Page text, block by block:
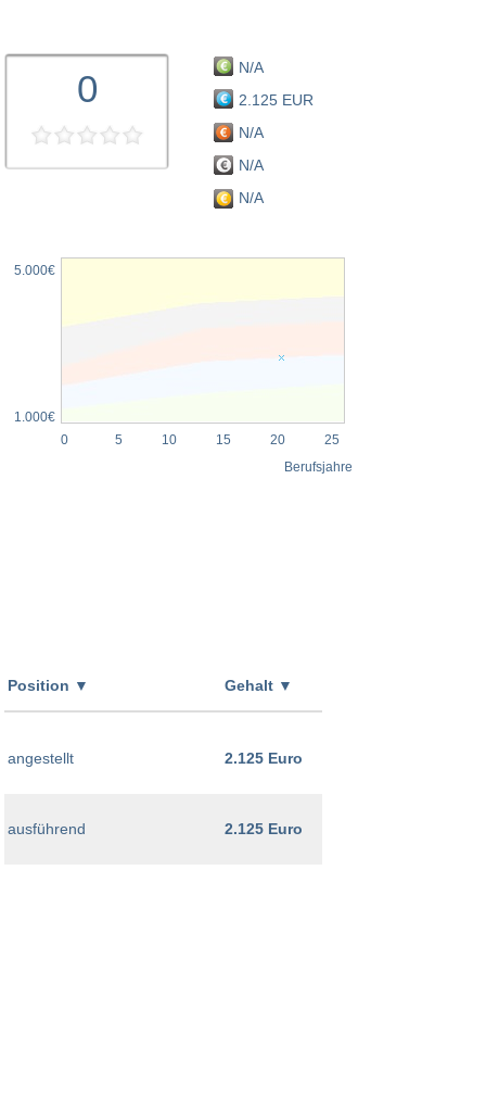
0
N/A
2.125 EUR
N/A
N/A
N/A
5.000€
1.000€
0
5 10 15 20 25
Berufsjahre
Position ▼ Gehalt ▼
angestellt 2.125 Euro
ausführend 2.125 Euro